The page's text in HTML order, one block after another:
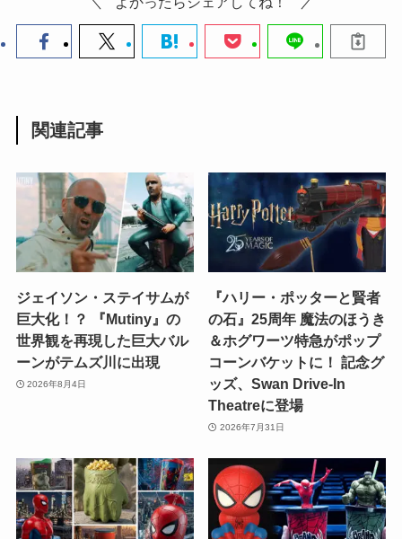
関連記事
ジェイソン・ステイサムが
巨大化！？ 『Mutiny』の
世界観を再現した巨大バル
ーンがテムズ川に出現
2026年8月4日
『ハリー・ポッターと賢者
の石』25周年 魔法のほうき
＆ホグワーツ特急がポップ
コーンバケットに！ 記念グ
ッズ、Swan Drive-In
Theatreに登場
2026年7月31日